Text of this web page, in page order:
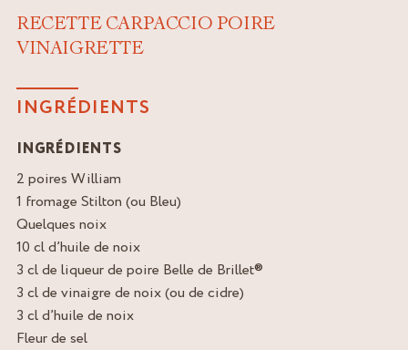
RECETTE CARPACCIO POIRE
VINAIGRETTE
INGRÉDIENTS
INGRÉDIENTS
2 poires William
1 fromage Stilton (ou Bleu)
Quelques noix
10 cl d’huile de noix
3 cl de liqueur de poire Belle de Brillet®
3 cl de vinaigre de noix (ou de cidre)
3 cl d’huile de noix
Fleur de sel